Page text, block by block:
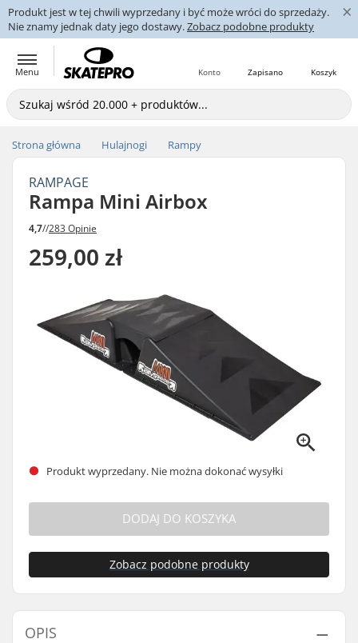
Produkt jest w tej chwili wyprzedany i być może wróci do sprzedaży.
Nie znamy jednak daty jego dostawy.Zobacz podobne produkty
×
Menu Koszyk
Zapisano
Konto
Strona główna Hulajnogi Rampy
RAMPAGE
Rampa Mini Airbox
4,7//283 Opinie
259,00 zł
Produkt wyprzedany. Nie można dokonać wysyłki
DODAJ DO KOSZYKA
Zobacz podobne produkty
OPIS